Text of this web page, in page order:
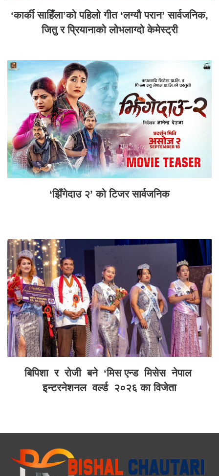
‘कार्की साहिँला’को पहिलो गीत ‘लग्यौ परान’ सार्वजनिक,
जितु र प्रियानाको लोभलाग्दो केमेस्ट्री
‘झिँगेदाउ २’ को टिजर सार्वजनिक
बिपिशा र रोजी बने ‘मिस एन्ड मिसेस नेपाल
इन्टरनेशनल वर्ल्ड २०२६ का विजेता